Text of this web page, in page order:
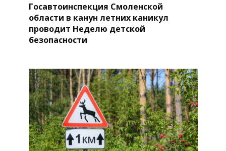
Госавтоинспекция Смоленской
области в канун летних каникул
проводит Неделю детской
безопасности